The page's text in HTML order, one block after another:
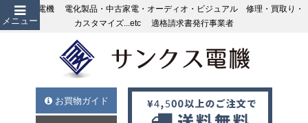
メニュー
サンクス電機 電化製品・中古家電・オーディオ・ビジュアル 修理・買取り・
カスタマイズ...etc 適格請求書発行事業者
お買物ガイド